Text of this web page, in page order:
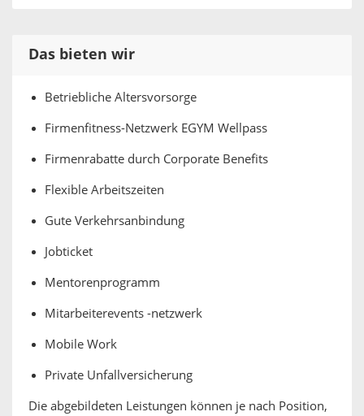
Das bieten wir
Betriebliche Altersvorsorge
Firmenfitness-Netzwerk EGYM Wellpass
Firmenrabatte durch Corporate Benefits
Flexible Arbeitszeiten
Gute Verkehrsanbindung
Jobticket
Mentorenprogramm
Mitarbeiterevents -netzwerk
Mobile Work
Private Unfallversicherung
Die abgebildeten Leistungen können je nach Position,